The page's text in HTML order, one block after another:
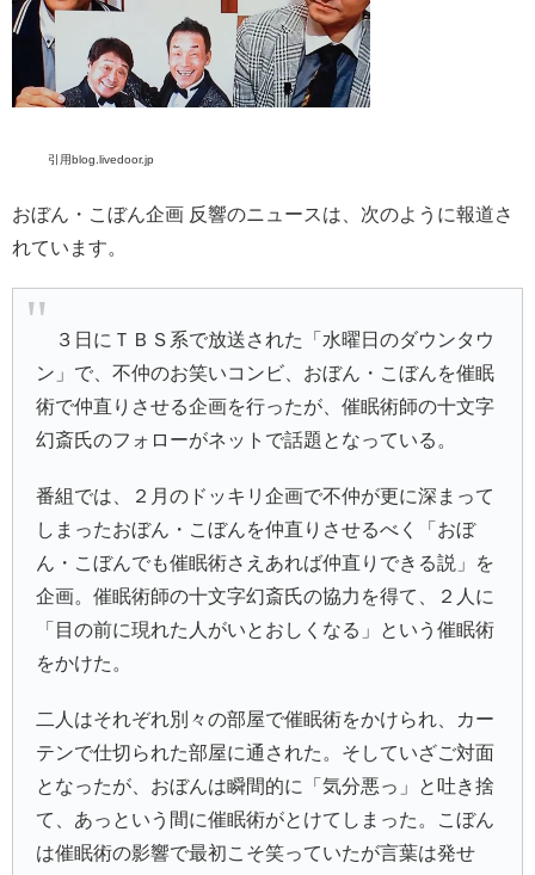
引用blog.livedoor.jp
おぼん・こぼん企画 反響のニュースは、次のように報道さ
れています。
３日にＴＢＳ系で放送された「水曜日のダウンタウ
ン」で、不仲のお笑いコンビ、おぼん・こぼんを催眠
術で仲直りさせる企画を行ったが、催眠術師の十文字
幻斎氏のフォローがネットで話題となっている。
番組では、２月のドッキリ企画で不仲が更に深まって
しまったおぼん・こぼんを仲直りさせるべく「おぼ
ん・こぼんでも催眠術さえあれば仲直りできる説」を
企画。催眠術師の十文字幻斎氏の協力を得て、２人に
「目の前に現れた人がいとおしくなる」という催眠術
をかけた。
二人はそれぞれ別々の部屋で催眠術をかけられ、カー
テンで仕切られた部屋に通された。そしていざご対面
となったが、おぼんは瞬間的に「気分悪っ」と吐き捨
て、あっという間に催眠術がとけてしまった。こぼん
は催眠術の影響で最初こそ笑っていたが言葉は発せ